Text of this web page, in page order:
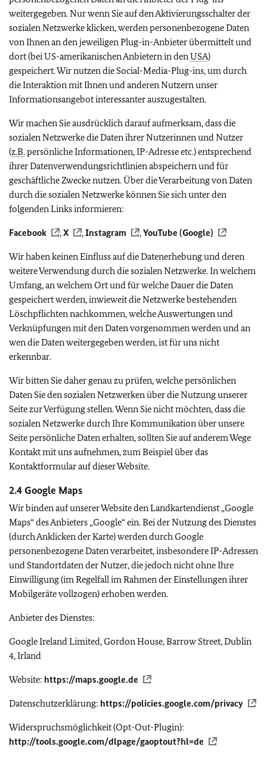
weitergegeben. Nur wenn Sie auf den Aktivierungsschalter der
sozialen Netzwerke klicken, werden personenbezogene Daten
von Ihnen an den jeweiligenPlug-in-Anbieter übermittelt und
dort (bei US-amerikanischen Anbietern in denUSA)
gespeichert. Wir nutzen die Social-Media-Plug-ins, um durch
die Interaktion mit Ihnen und anderen Nutzern unser
Informationsangebot interessanter auszugestalten.
Wir machen Sie ausdrücklich darauf aufmerksam, dass die
sozialen Netzwerke die Daten ihrer Nutzerinnen und Nutzer
(z.B.persönliche Informationen, IP-Adresse etc.) entsprechend
ihrer Datenverwendungsrichtlinien abspeichern und für
geschäftliche Zwecke nutzen. Über die Verarbeitung von Daten
durch die sozialen Netzwerke können Sie sich unter den
folgenden Links informieren:
Facebook ,X ,Instagram ,YouTube (Google)
Wir haben keinen Einfluss auf die Datenerhebung und deren
weitere Verwendung durch die sozialen Netzwerke. In welchem
Umfang, an welchem Ort und für welche Dauer die Daten
gespeichert werden, inwieweit die Netzwerke bestehenden
Löschpflichten nachkommen, welche Auswertungen und
Verknüpfungen mit den Daten vorgenommen werden und an
wen die Daten weitergegeben werden, ist für uns nicht
erkennbar.
Wir bitten Sie daher genau zu prüfen, welche persönlichen
Daten Sie den sozialen Netzwerken über die Nutzung unserer
Seite zur Verfügung stellen. Wenn Sie nicht möchten, dass die
sozialen Netzwerke durch Ihre Kommunikation über unsere
Seite persönliche Daten erhalten, sollten Sie auf anderem Wege
Kontakt mit uns aufnehmen, zum Beispiel über das
Kontaktformular auf dieser Website.
2.4Google Maps
Wir binden auf unserer Website den Landkartendienst „Google
Maps“ des Anbieters „Google“ ein. Bei der Nutzung des Dienstes
(durch Anklicken der Karte) werden durchGoogle
personenbezogene Daten verarbeitet, insbesondere IP-Adressen
und Standortdaten der Nutzer, die jedoch nicht ohne Ihre
Einwilligung (im Regelfall im Rahmen der Einstellungen ihrer
Mobilgeräte vollzogen) erhoben werden.
Anbieter des Dienstes:
Google Ireland Limited, Gordon House, Barrow Street, Dublin
4, Irland
Website: https://maps.google.de
Datenschutzerklärung: https://policies.google.com/privacy
Widerspruchsmöglichkeit (Opt-Out-Plugin):
http://tools.google.com/dlpage/gaoptout?hl=de